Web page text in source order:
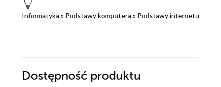
Informatyka » Podstawy komputera » Podstawy internetu
Dostępność produktu